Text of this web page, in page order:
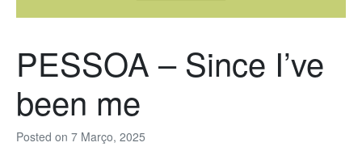
Posted on 7 Março, 2025
PESSOA – Since I’ve
been me